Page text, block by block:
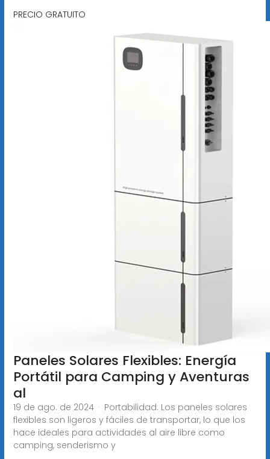
PRECIO GRATUITO
Paneles Solares Flexibles: Energía
Portátil para Camping y Aventuras
al
19 de ago. de 2024 · Portabilidad: Los paneles solares
flexibles son ligeros y fáciles de transportar, lo que los
hace ideales para actividades al aire libre como
camping, senderismo y